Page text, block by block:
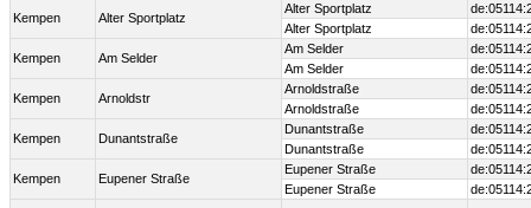
Kempen Alter Sportplatz
Alter Sportplatz
Alter Sportplatz
Kempen Am Selder
Am Selder
Am Selder
Kempen Arnoldstr
Arnoldstraße
Arnoldstraße
Kempen Dunantstraße
Dunantstraße
Dunantstraße
Kempen Eupener Straße
Eupener Straße
Eupener Straße